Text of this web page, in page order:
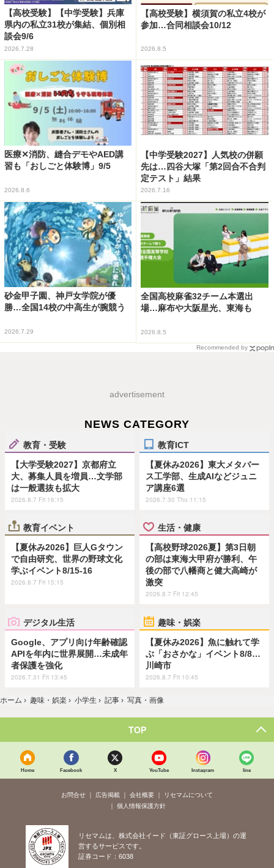
【高校受験】【中学受験】兵庫
県内の私立31校が集結、個別相
談会9/6
2026.7.28
【高校受験】横須賀の私立4校が
参加…合同相談会10/12
2026.8.5
医療✕消防、縫合デモやAED講
習も「おしごと体験博」9/5
2026.8.6
【中学受験2027】人気校の併願
先は…四谷大塚「第2回合不合判
定テスト」結果
2026.7.16
砂金甲子園、神戸女学院が優
勝…全国14校の中高生が腕競う
2026.7.29
全国高校麻雀32チーム本選出
場…麻布や大阪星光、東海も
2026.8.5
Recommended by
advertisement
NEWS CATEGORY
教育・受験
【大学受験2027】京都府立
大、募集人員を増員…文学部
は一般選抜も拡大
2026.8.7 Fri 16:15
教育ICT
【夏休み2026】東大メタバー
ス工学部、生成AIなどジュニ
ア講座6選
2026.7.30 Thu 11:15
教育イベント
【夏休み2026】巨人Gタウン
で自由研究、世界の野球文化
学ぶイベント8/15-16
2026.8.7 Fri 15:15
生活・健康
【高校野球2026夏】第3日朝
の部は東海大甲府が勝利、午
後の部で八幡商と健大高崎が
激突
2026.8.7 Fri 12:45
デジタル生活
Google、アプリ向け年齢確認
APIを年内に世界展開…未成年
者保護を強化
2026.7.31 Fri 13:45
趣味・娯楽
【夏休み2026】魚に触れて学
ぶ「おさかな」イベント8/8…
川崎市
2026.8.7 Fri 10:45
ホーム › 趣味・娯楽 › 小学生 › 記事 › 写真・画像
TOP
Home Facebook X YouTube Instagram line
お問合せ 広告掲載 会社概要
リセマムについて
個人情報保護方針
リセマムは、株式会社イード（東証グロース上場）の運
営するサービスです。
証券コード：6038